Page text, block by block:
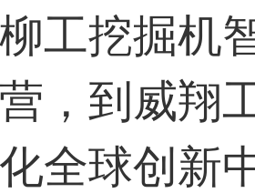
挖掘机智
，到威翔
全球创新